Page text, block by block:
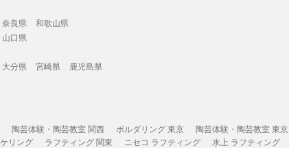
奈良県
和歌山県
山口県
大分県 宮崎県
鹿児島県
陶芸体験・陶芸教室 関西 ボルダリング 東京 陶芸体験・陶芸教室 東京
リング ラフティング 関東 ニセコ ラフティング 水上 ラフティング